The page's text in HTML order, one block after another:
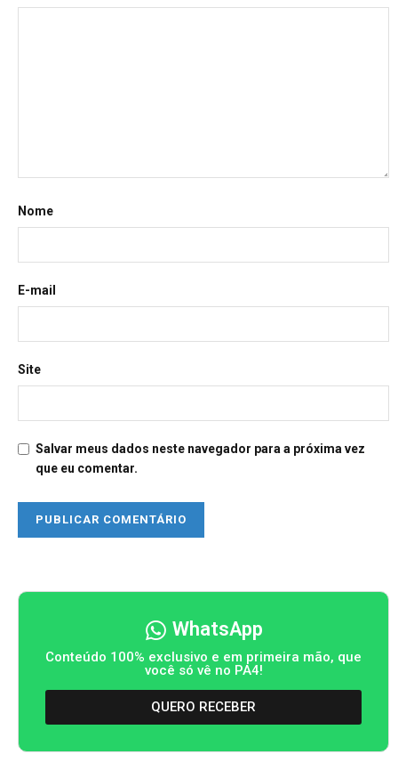
Nome
E-mail
Site
Salvar meus dados neste navegador para a próxima vez
que eu comentar.
WhatsApp
Conteúdo 100% exclusivo e em primeira mão, que
você só vê no PA4!
QUERO RECEBER